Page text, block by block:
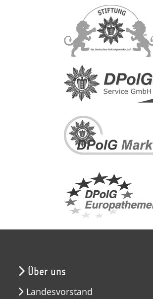
Über uns
Landesvorstand